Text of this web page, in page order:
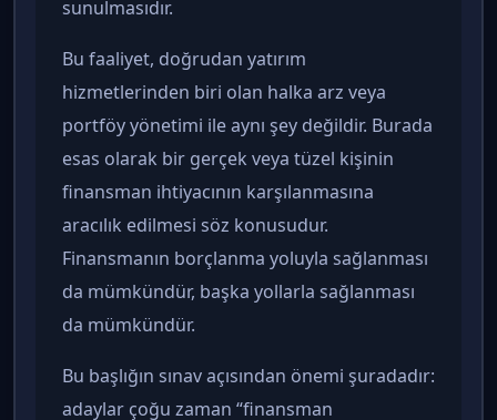
sunulmasıdır.
Bu faaliyet, doğrudan yatırım
hizmetlerinden biri olan halka arz veya
portföy yönetimi ile aynı şey değildir. Burada
esas olarak bir gerçek veya tüzel kişinin
finansman ihtiyacının karşılanmasına
aracılık edilmesi söz konusudur.
Finansmanın borçlanma yoluyla sağlanması
da mümkündür, başka yollarla sağlanması
da mümkündür.
Bu başlığın sınav açısından önemi şuradadır:
adaylar çoğu zaman “finansman